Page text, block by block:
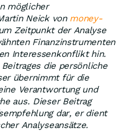
möglicher
Neick von money-
Zeitpunkt der Analyse
Finanzinstrumenten
Interessenkonflikt hin.
die persönliche
übernimmt für die
Verantwortung und
aus. Dieser Beitrag
dar, er dient
Analyseansätze.